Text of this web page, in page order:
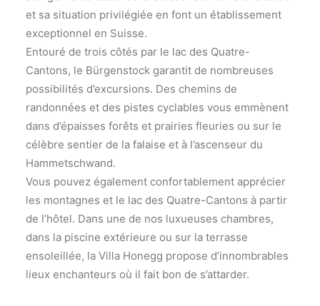
et sa situation privilégiée en font un établissement
exceptionnel en Suisse.
Entouré de trois côtés par le lac des Quatre-
Cantons, le Bürgenstock garantit de nombreuses
possibilités d’excursions. Des chemins de
randonnées et des pistes cyclables vous emmènent
dans d’épaisses forêts et prairies fleuries ou sur le
célèbre sentier de la falaise et à l’ascenseur du
Hammetschwand.
Vous pouvez également confortablement apprécier
les montagnes et le lac des Quatre-Cantons à partir
de l’hôtel. Dans une de nos luxueuses chambres,
dans la piscine extérieure ou sur la terrasse
ensoleillée, la Villa Honegg propose d’innombrables
lieux enchanteurs où il fait bon de s’attarder.